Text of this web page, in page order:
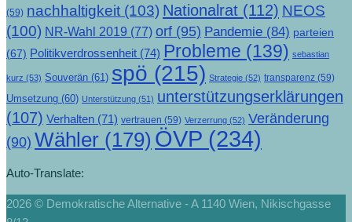
(59) nachhaltigkeit (103) Nationalrat (112) NEOS
(100) NR-Wahl 2019 (77) orf (95) Pandemie (84) parteien
(67) Politikverdrossenheit (74) Probleme (139) sebastian
kurz (53) Souverän (61) spö (215) Strategie (52) transparenz (59)
Umsetzung (60) Unterstützung (51) unterstützungserklärungen
(107) Verhalten (71) vertrauen (59) Verzerrung (52) Veränderung
(90) Wähler (179) ÖVP (234)
Auto-Translate:
2026 © Demokratische Alternative - A 1140 Wien, Nikischgasse